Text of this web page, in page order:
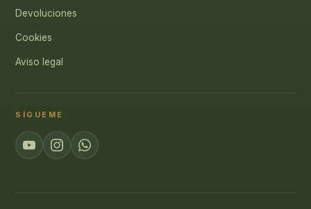
Devoluciones
Cookies
Aviso legal
SÍGUEME